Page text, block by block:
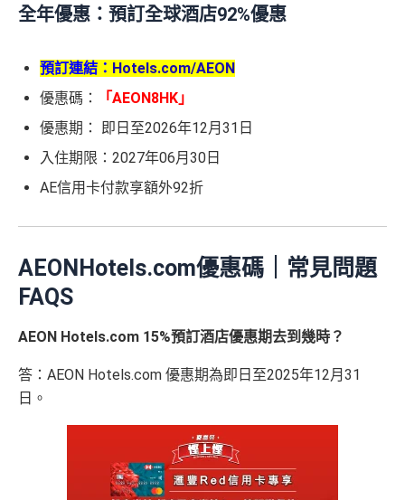
全年優惠：預訂全球酒店92%優惠
預訂連結： Hotels.com/AEON
優惠碼：
「AEON8HK」
優惠期： 即日至2026年12月31日
入住期限：2027年06月30日
AE信用卡付款享額外92折
AEONHotels.com優惠碼｜常見問題
FAQS
AEON Hotels.com 15%預訂酒店優惠期去到幾時？
答：AEON Hotels.com 優惠期為即日至2025年12月31
日。